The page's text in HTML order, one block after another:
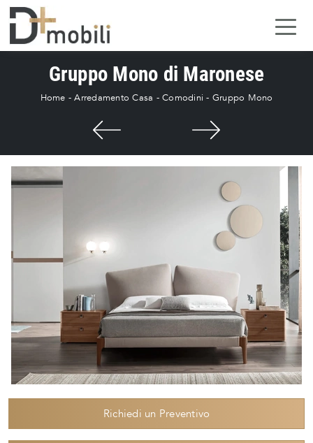
Gruppo Mono di Maronese
Home -Arredamento Casa - Comodini - Gruppo Mono
Richiedi un Preventivo